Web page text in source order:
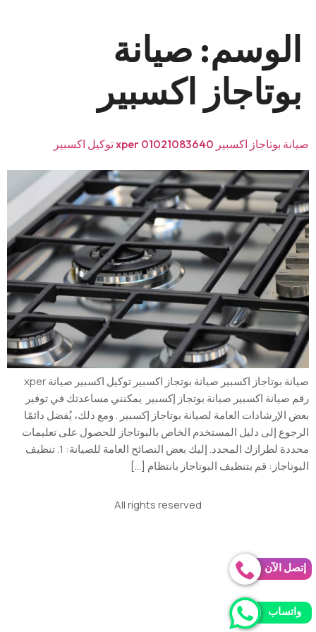
الوسم: صيانة
بوتاجاز اكسبير
صيانة بوتاجاز اكسبير 01021083640 xper توكيل اكسبير
صيانة بوتاجاز اكسبير صيانة بوتجاز اكسبير توكيل اكسبير صيانة xper
رقم صيانة اكسبير صيانة بوتجاز إكسبير يمكنني مساعدتك في توفير
بعض الإرشادات العامة لصيانة بوتاجاز إكسبير . ومع ذلك، يُفضل دائمًا
الرجوع إلى دليل المستخدم الخاص بالبوتاجاز للحصول على تعليمات
محددة لطرازك المحدد. إليك بعض النصائح العامة للصيانة: 1. تنظيف
البوتاجاز: قم بتنظيف البوتاجاز بانتظام […]
All rights reserved
إتصل الآن
واتساب